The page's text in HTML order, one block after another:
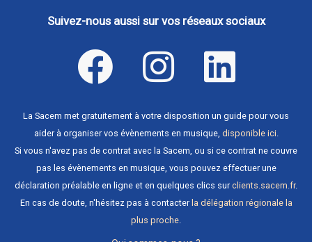
Suivez-nous aussi sur vos réseaux sociaux
La Sacem met gratuitement à votre disposition un guide pour vous
aider à organiser vos évènements en musique, disponible ici.
Si vous n'avez pas de contrat avec la Sacem, ou si ce contrat ne couvre
pas les évènements en musique, vous pouvez effectuer une
déclaration préalable en ligne et en quelques clics surclients.sacem.fr.
En cas de doute, n'hésitez pas à contacter la délégation régionale la
plus proche.